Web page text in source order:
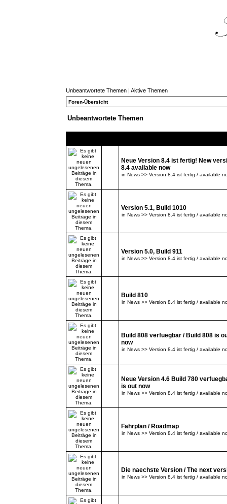
Unbeantwortete Themen | Aktive Themen
Foren-Übersicht
Unbeantwortete Themen
Neue Version 8.4 ist fertig! New
8.4 available now
in News >> Version 8.4 ist fertig / available
Version 5.1, Build 1010
in News >> Version 8.4 ist fertig / available
Version 5.0, Build 911
in News >> Version 8.4 ist fertig / available
Build 810
in News >> Version 8.4 ist fertig / available
Build 808 verfuegbar / Build 808 is
now
in News >> Version 8.4 ist fertig / available
Neue Version 4.6 Build 780
is out now
in News >> Version 8.4 ist fertig / available
Fahrplan / Roadmap
in News >> Version 8.4 ist fertig / available
Die naechste Version / The next
in News >> Version 8.4 ist fertig / available